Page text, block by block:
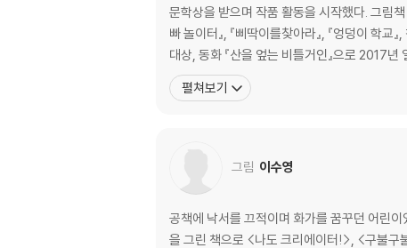
문학상을 받으며 작품 활동을 시작했다. 그림책
빠 놀이터』, 『삐딱이를찾아라』, 『엉덩이 학
대상, 동화 『산을 엎는 비틀거인』으로 2017년
펼쳐보기
그림 이수영
공책에 낙서를 끄적이며 화가를 꿈꾸던 어린
을 그린 책으로 <나도 크리에이터!>, <구불